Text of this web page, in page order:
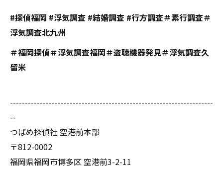
#探偵福岡 #浮気調査 #結婚調査 #行方調査＃素行調査＃
浮気調査北九州
＃福岡探偵＃浮気調査福岡＃盗聴機器発見＃浮気調査久
留米
--------------------------------------------------------------------
--
つばめ探偵社 空港前本部
〒812-0002
福岡県福岡市博多区 空港前3-2-11